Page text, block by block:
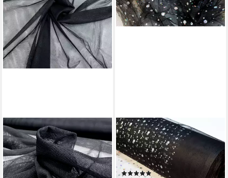
JIREX TRADING COMPANY
Stoff Tüll Stoff Pailletten Tütü
Meterware 155 cm breit
schimmern Dekostoff
(1)